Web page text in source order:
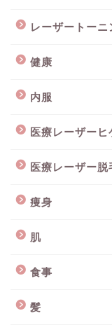
レーザートー
健康
内服
医療レーザーヒ
医療レーザー脱
痩身
肌
食事
髪